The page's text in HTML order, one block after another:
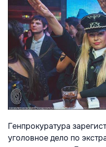
Генпрокуратура
уголовное дело по